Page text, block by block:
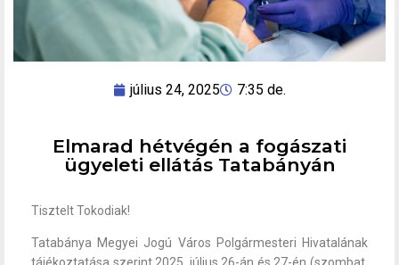
július 24, 2025 7:35 de.
Elmarad hétvégén a fogászati
ügyeleti ellátás Tatabányán
Tisztelt Tokodiak!
Tatabánya Megyei Jogú Város Polgármesteri Hivatalának